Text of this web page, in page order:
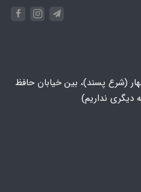
(شرع پسند)، بین خیابان حافظ